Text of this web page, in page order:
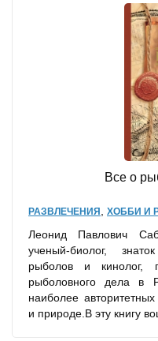
Все о
РАЗВЛЕЧЕНИЯ ХОББИ И
Леонид Павлович
ученый-биолог,
рыболов и кинолог,
рыболовного дела в
наиболее
и природе.В эту книгу